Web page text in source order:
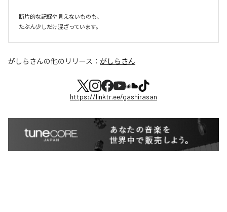
断片的な記録や見えないものも、
たぶん少しだけ混ざっています。
がしらさんの他のリリース： がしらさん
https://linktr.ee/gashirasan